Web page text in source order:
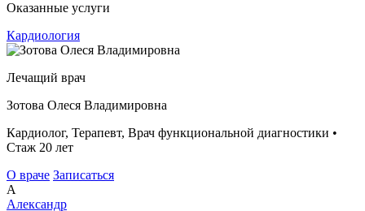
Оказанные услуги
Кардиология
Лечащий врач
Зотова Олеся Владимировна
Кардиолог, Терапевт, Врач функциональной диагностики •
Стаж 20 лет
О враче Записаться
А
Александр